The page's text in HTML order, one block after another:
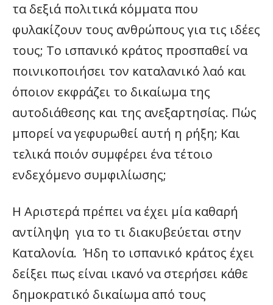
τα δεξιά πολιτικά κόμματα που
φυλακίζουν τους ανθρώπους για τις ιδέες
τους; Το ισπανικό κράτος προσπαθεί να
ποινικοποιήσει τον καταλανικό λαό και
όποιον εκφράζει το δικαίωμα της
αυτοδιάθεσης και της ανεξαρτησίας. Πώς
μπορεί να γεφυρωθεί αυτή η ρήξη; Και
τελικά ποιόν συμφέρει ένα τέτοιο
ενδεχόμενο συμφιλίωσης;
Η Αριστερά πρέπει να έχει μία καθαρή
αντίληψη για το τι διακυβεύεται στην
Καταλονία. Ήδη το ισπανικό κράτος έχει
δείξει πως είναι ικανό να στερήσει κάθε
δημοκρατικό δικαίωμα από τους